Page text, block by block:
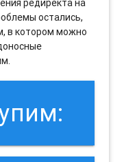
редиректа на
остались,
в котором можно